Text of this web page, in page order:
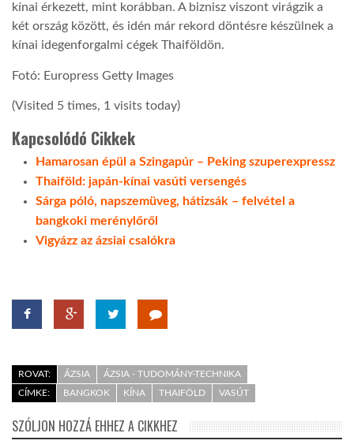
kínai érkezett, mint korábban. A biznisz viszont virágzik a
két ország között, és idén már rekord döntésre készülnek a
kínai idegenforgalmi cégek Thaiföldön.
Fotó: Europress Getty Images
(Visited 5 times, 1 visits today)
Kapcsolódó Cikkek
Hamarosan épül a Szingapúr – Peking szuperexpressz
Thaiföld: japán-kínai vasúti versengés
Sárga póló, napszemüveg, hátizsák – felvétel a
bangkoki merénylőről
Vigyázz az ázsiai csalókra
ROVAT: ÁZSIA
ÁZSIA - TUDOMÁNY-TECHNIKA
CÍMKE:
BANGKOK KÍNA THAIFÖLD VASÚT
SZÓLJON HOZZÁ EHHEZ A CIKKHEZ